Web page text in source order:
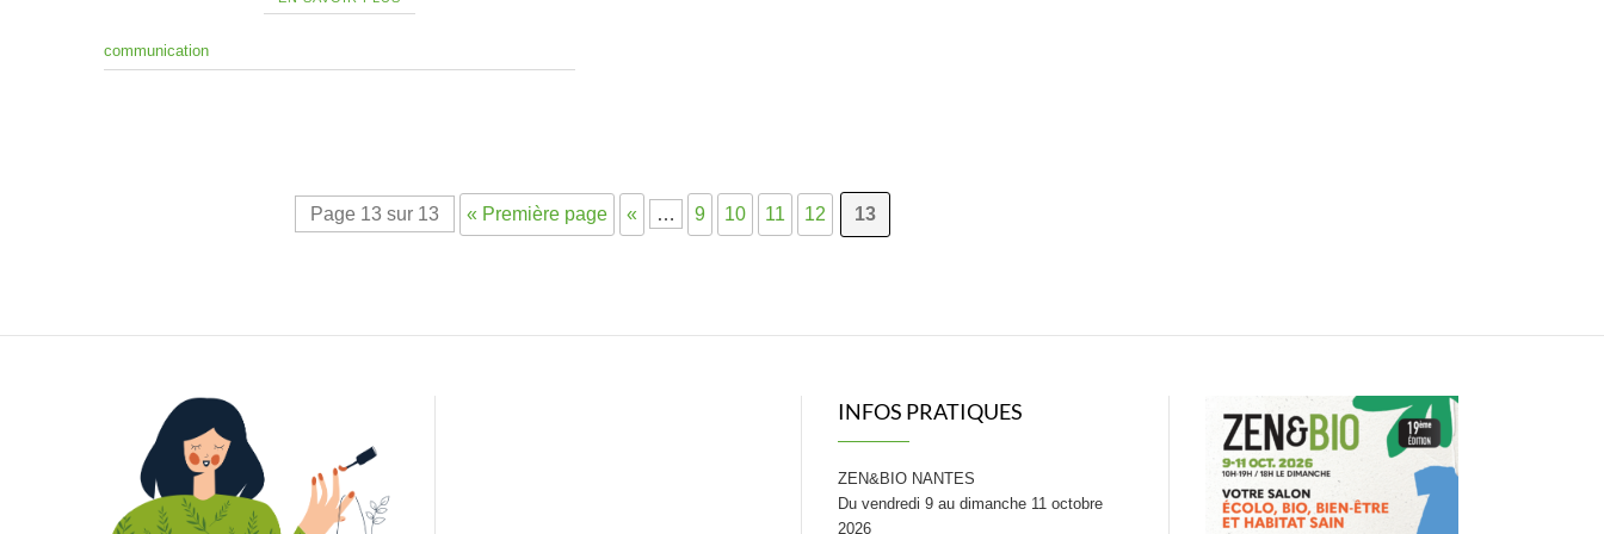
communication
Page 13 sur 13 « Première page « … 9 10 11 12 13
INFOS PRATIQUES
ZEN&BIO NANTES
Du vendredi 9 au dimanche 11 octobre
2026